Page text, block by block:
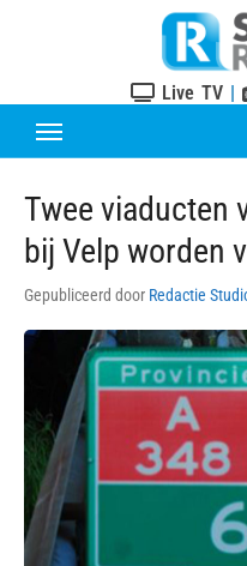
Live TV |
Twee viaducten
bij Velp worden
Gepubliceerd door Redactie